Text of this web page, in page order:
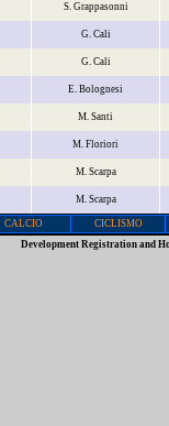
S. Grappasonni
G. Cali
G. Cali
E. Bolognesi
M. Santi
M. Floriori
M. Scarpa
M. Scarpa
CALCIO
CICLISMO
Development Registration and